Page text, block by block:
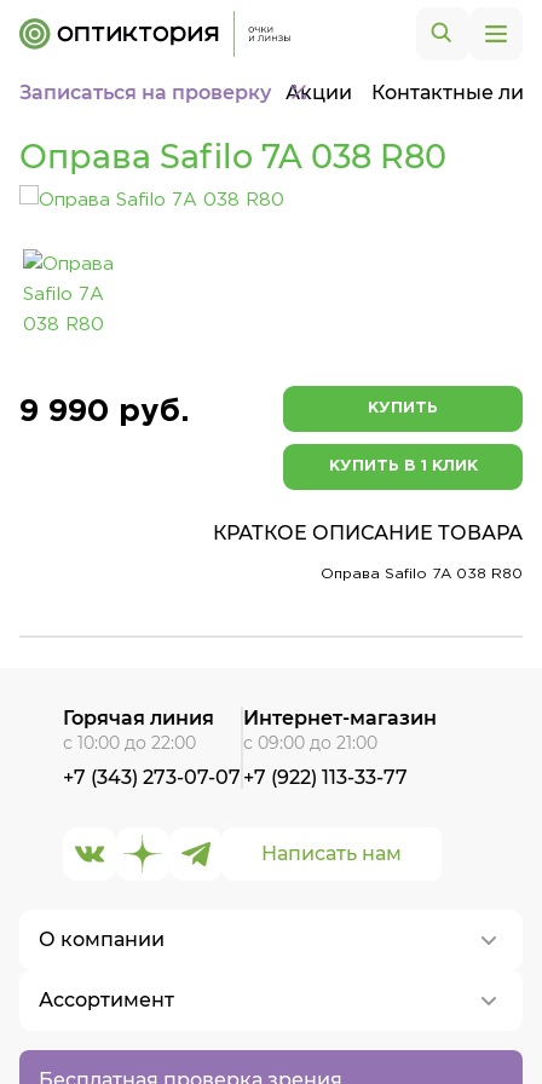
Записаться на проверку Акции Контактные
Оправа Safilo 7A 038 R80
9 990 руб. КУПИТЬ
КУПИТЬ В 1 КЛИК
КРАТКОЕ ОПИСАНИЕ ТОВАРА
Оправа Safilo 7A 038 R80
Бесплатная проверка зрения
О компании
О нас
Контакты
Ассортимент
Написать нам
Горячая линия
с 10:00 до 22:00
+7 (343) 273-07-07
Интернет-магазин
с 09:00 до 21:00
+7 (922) 113-33-77